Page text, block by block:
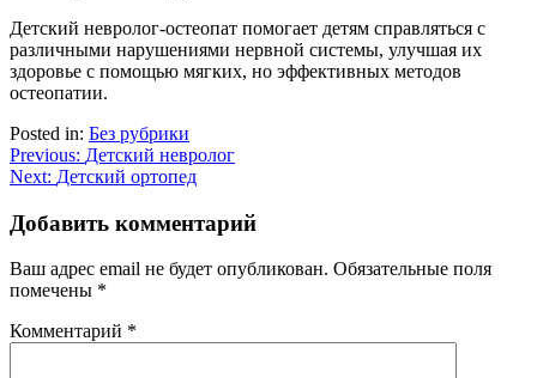
Детский невролог-остеопат помогает детям справляться с
различными нарушениями нервной системы, улучшая их
здоровье с помощью мягких, но эффективных методов
остеопатии.
Posted in: Без рубрики
Навигация
по
записям
Previous: Детский невролог
Next: Детский ортопед
Добавить комментарий
Ваш адрес email не будет опубликован. Обязательные поля
помечены *
Комментарий *